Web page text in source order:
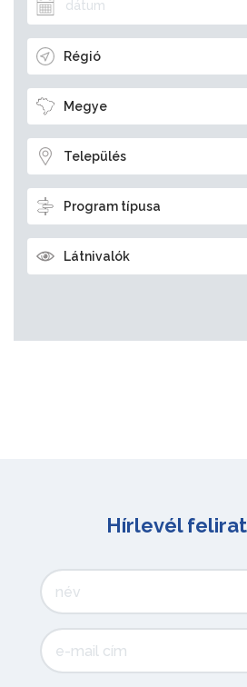
Régió
Megye
Település
Program típusa
Látnivalók
Hírlevél